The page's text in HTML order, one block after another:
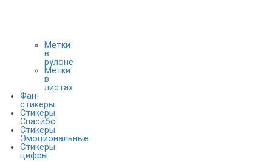
Метки
в
рулоне
Метки
в
листах
Фан-
стикеры
Стикеры
Спасибо
Стикеры
Эмоциональные
Стикеры
цифры